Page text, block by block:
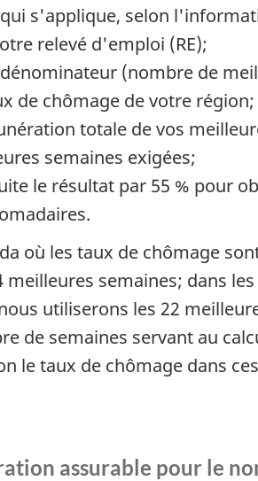
s'applique, selon
relevé d'emploi (RE);
(nombre de
de chômage de votre région;
totale de vos
semaines exigées;
le résultat par 55 % pour
où les taux de chômage
meilleures semaines; dans
utiliserons les 22
de semaines servant au
le taux de chômage dans
assurable pour le